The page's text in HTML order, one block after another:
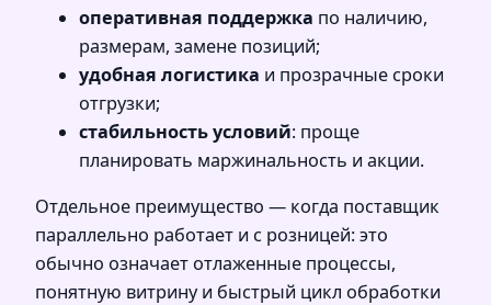
оперативная поддержка по наличию,
размерам, замене позиций;
удобная логистика и прозрачные сроки
отгрузки;
стабильность условий: проще
планировать маржинальность и акции.
Отдельное преимущество — когда поставщик
параллельно работает и с розницей: это
обычно означает отлаженные процессы,
понятную витрину и быстрый цикл обработки